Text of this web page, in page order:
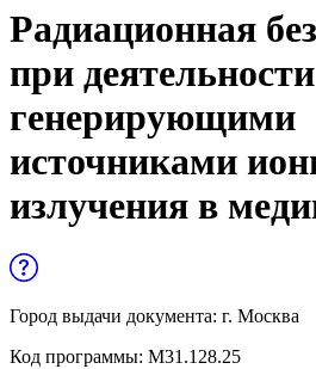
Управленческие
медицине
науки
Образование и
Социология и
и служащих
История и археология
Радиационная
при
генерирующими
источниками
излучения в
Город выдачи документа: г. Москва
Код программы: М31.128.25